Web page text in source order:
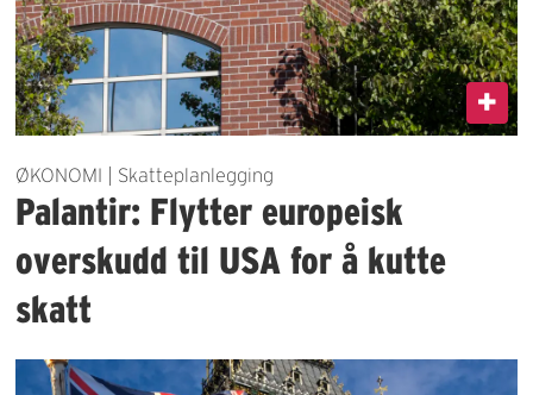
ØKONOMI | Skatteplanlegging
Palantir: Flytter europeisk
overskudd til USA for å kutte
skatt